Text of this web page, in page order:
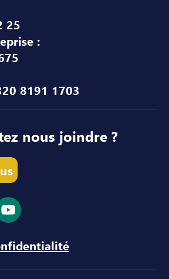
25
:
8191 1703
nous joindre ?
un nouvel onglet
dans un nouvel onglet
le lien dans un nouvel
Ouvrir le lien dans un